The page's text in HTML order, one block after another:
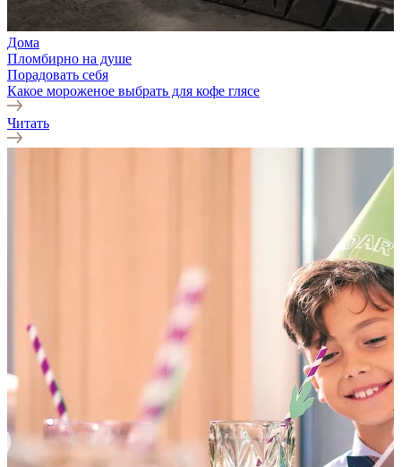
Дома
Пломбирно на душе
Порадовать себя
Какое мороженое выбрать для кофе глясе
Читать